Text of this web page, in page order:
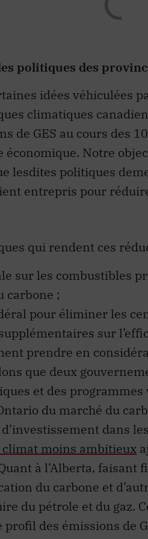
politiques des
idées véhiculées
climatiques
de GES au cours des
Notre
lesdites politiques
entrepris pour
qui rendent ces
sur les combustibles
carbone ;
pour éliminer les
sur
prendre en
que deux
et des
du marché du
dans
climat moins ambitieux
à l’Alberta, faisant
du carbone et
du pétrole et du gaz.
des émissions de